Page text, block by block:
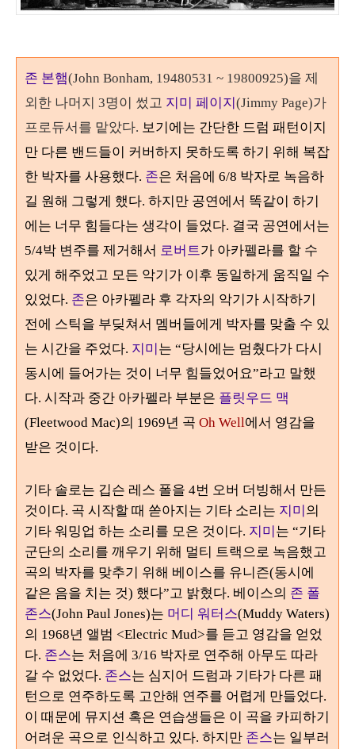
존 본햄(John Bonham, 19480531 ~ 19800925)을 제
외한 나머지 3명이 썼고 지미 페이지(Jimmy Page)가
프로듀서를 맡았다. 보기에는 간단한 드럼 패턴이지
만 다른 밴드들이 커버하지 못하도록 하기 위해 복잡
한 박자를 사용했다. 존은 처음에 6/8 박자로 녹음하
길 원해 그렇게 했다. 하지만 공연에서 똑같이 하기
에는 너무 힘들다는 생각이 들었다. 결국 공연에서는
5/4박 변주를 제거해서 로버트 가 아카펠라를 할 수
있게 해주었고 모든 악기가 이후 동일하게 움직일 수
있었다. 존은 아카펠라 후 각자의 악기가 시작하기
전에 스틱을 부딪쳐서 멤버들에게 박자를 맞출 수 있
는 시간을 주었다. 지미 는 “당시에는 멈췄다가 다시
동시에 들어가는 것이 너무 힘들었어요”라고 말했
다. 시작과 중간 아카펠라 부분은 플릿우드 맥
(Fleetwood Mac)의 1969년 곡 Oh Well에서 영감을
받은 것이다.
기타 솔로는 깁슨 레스 폴을 4번 오버 더빙해서 만든
것이다. 곡 시작할 때 쏟아지는 기타 소리는 지미 의
기타 워밍업 하는 소리를 모은 것이다. 지미 는 “기타
군단의 소리를 깨우기 위해 멀티 트랙으로 녹음했고
곡의 박자를 맞추기 위해 베이스를 유니즌(동시에
같은 음을 치는 것) 했다”고 밝혔다. 베이스의 존 폴
존스(John Paul Jones)는 머디 워터스(Muddy Waters)
의 1968년 앨범 <Electric Mud>를 듣고 영감을 얻었
다. 존스는 처음에 3/16 박자로 연주해 아무도 따라
갈 수 없었다. 존스는 심지어 드럼과 기타가 다른 패
턴으로 연주하도록 고안해 연주를 어렵게 만들었다.
이 때문에 뮤지션 혹은 연습생들은 이 곡을 카피하기
어려운 곡으로 인식하고 있다. 하지만 존스는 일부러